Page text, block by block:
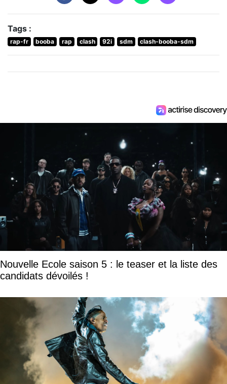
Tags :
rap-fr booba rap clash 92i sdm clash-booba-sdm
Nouvelle Ecole saison 5 : le teaser et la liste des
candidats dévoilés !